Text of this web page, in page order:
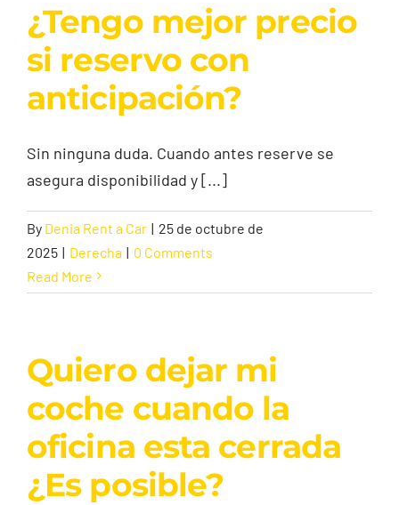
¿Tengo mejor precio
si reservo con
anticipación?
Sin ninguna duda. Cuando antes reserve se
asegura disponibilidad y [...]
By Denia Rent a Car | 25 de octubre de
2025 | Derecha | 0 Comments
Read More
Quiero dejar mi
coche cuando la
oficina esta cerrada
¿Es posible?